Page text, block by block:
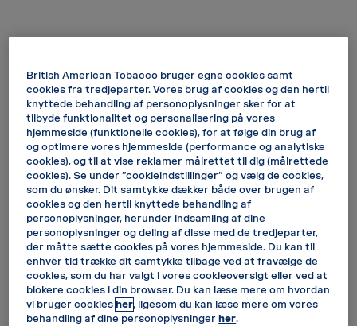
British American Tobacco bruger egne cookies samt
cookies fra tredjeparter. Vores brug af cookies og den hertil
knyttede behandling af personoplysninger sker for at
tilbyde funktionalitet og personalisering på vores
hjemmeside (funktionelle cookies), for at følge din brug af
og optimere vores hjemmeside (performance og analytiske
cookies), og til at vise reklamer målrettet til dig (målrettede
cookies). Se under ”cookieindstillinger” og vælg de cookies,
som du ønsker. Dit samtykke dækker både over brugen af
cookies og den hertil knyttede behandling af
personoplysninger, herunder indsamling af dine
personoplysninger og deling af disse med de tredjeparter,
der måtte sætte cookies på vores hjemmeside. Du kan til
enhver tid trække dit samtykke tilbage ved at fravælge de
cookies, som du har valgt i vores cookieoversigt eller ved at
blokere cookies i din browser. Du kan læse mere om hvordan
vi bruger cookiesher, ligesom du kan læse mere om vores
behandling af dine personoplysningerher.